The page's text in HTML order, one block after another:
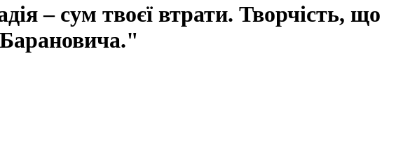
– сум твоєї втрати. Творчість, що